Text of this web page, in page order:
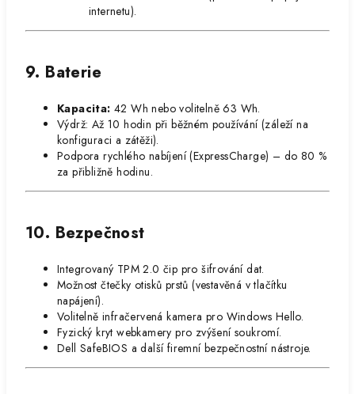
internetu).
9. Baterie
Kapacita: 42 Wh nebo volitelně 63 Wh.
Výdrž: Až 10 hodin při běžném používání (záleží na
konfiguraci a zátěži).
Podpora rychlého nabíjení (ExpressCharge) – do 80 %
za přibližně hodinu.
10. Bezpečnost
Integrovaný TPM 2.0 čip pro šifrování dat.
Možnost čtečky otisků prstů (vestavěná v tlačítku
napájení).
Volitelně infračervená kamera pro Windows Hello.
Fyzický kryt webkamery pro zvýšení soukromí.
Dell SafeBIOS a další firemní bezpečnostní nástroje.